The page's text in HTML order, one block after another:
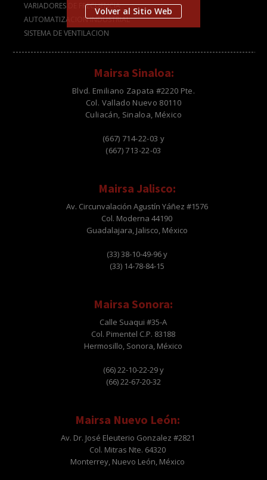
Volver al Sitio Web
VARIADORES DE FRECUENCIA
AUTOMATIZACION INDUSTRIAL
SISTEMA DE VENTILACION
Mairsa Sinaloa:
Blvd. Emiliano Zapata #2220 Pte.
Col. Vallado Nuevo 80110
Culiacán, Sinaloa, México
(667) 714-22-03 y
(667) 713-22-03
Mairsa Jalisco:
Av. Circunvalación Agustín Yáñez #1576
Col. Moderna 44190
Guadalajara, Jalisco, México
(33) 38-10-49-96 y
(33) 14-78-84-15
Mairsa Sonora:
Calle Suaqui #35-A
Col. Pimentel C.P. 83188
Hermosillo, Sonora, México
(66) 22-10-22-29 y
(66) 22-67-20-32
Mairsa Nuevo León:
Av. Dr. José Eleuterio Gonzalez #2821
Col. Mitras Nte. 64320
Monterrey, Nuevo León, México